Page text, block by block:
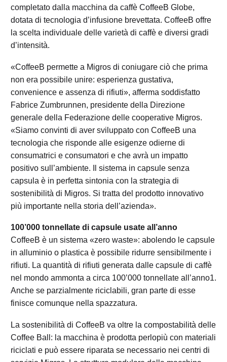
completato dalla macchina da caffè CoffeeB Globe,
dotata di tecnologia d’infusione brevettata. CoffeeB offre
la scelta individuale delle varietà di caffè e diversi gradi
d’intensità.
«CoffeeB permette a Migros di coniugare ciò che prima
non era possibile unire: esperienza gustativa,
convenience e assenza di rifiuti», afferma soddisfatto
Fabrice Zumbrunnen, presidente della Direzione
generale della Federazione delle cooperative Migros.
«Siamo convinti di aver sviluppato con CoffeeB una
tecnologia che risponde alle esigenze odierne di
consumatrici e consumatori e che avrà un impatto
positivo sull’ambiente. Il sistema in capsule senza
capsula è in perfetta sintonia con la strategia di
sostenibilità di Migros. Si tratta del prodotto innovativo
più importante nella storia dell’azienda».
100’000 tonnellate di capsule usate all’anno
CoffeeB è un sistema «zero waste»: abolendo le capsule
in alluminio o plastica è possibile ridurre sensibilmente i
rifiuti. La quantità di rifiuti generata dalle capsule di caffè
nel mondo ammonta a circa 100’000 tonnellate all’anno1.
Anche se parzialmente riciclabili, gran parte di esse
finisce comunque nella spazzatura.
La sostenibilità di CoffeeB va oltre la compostabilità delle
Coffee Ball: la macchina è prodotta perlopiù con materiali
riciclati e può essere riparata se necessario nei centri di